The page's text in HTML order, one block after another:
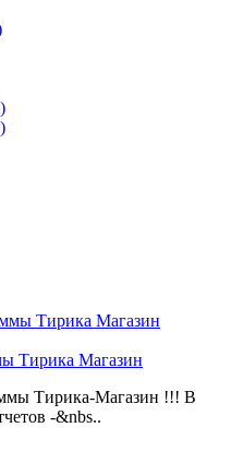
Тирика Магазин
Тирика-Магазин !!! В
-&nbs..